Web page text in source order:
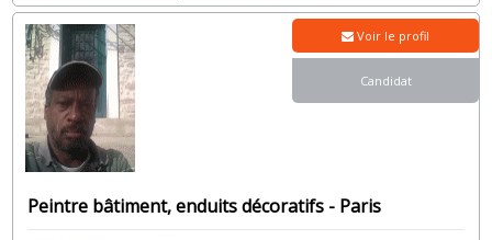
Peintre bâtiment, enduits décoratifs - Paris
Voir le profil
Candidat